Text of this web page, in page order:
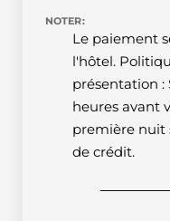
NOTER:
Le paiement
l'hôtel.
présentation :
heures avant
première nuit
de crédit.